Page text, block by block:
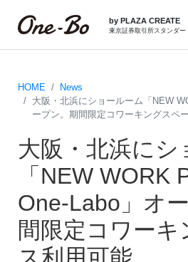
by PLAZA CREATE
東京証券取引所スタンダー
HOME
News
大阪・北浜にショールーム「NEW
ープン。期間限定コワーキングスペ
大阪・北浜にシ
「NEW WORK
One-Labo」オ
間限定コワーキ